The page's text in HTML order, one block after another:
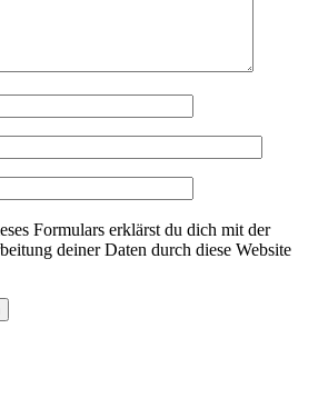
Formulars erklärst du dich mit der
deiner Daten durch diese Website